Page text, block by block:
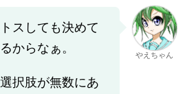
スしても決めて
からなぁ。
択肢が無数にあ
やえちゃん